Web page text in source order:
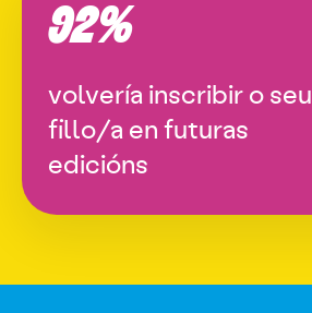
92%
volvería inscribir o seu
fillo/a en futuras
edicións